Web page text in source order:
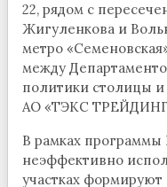
22, рядом с
Жигуленкова и
метро
между
политики столицы и
АО «ТЭКС
В рамках
неэффективно
участках